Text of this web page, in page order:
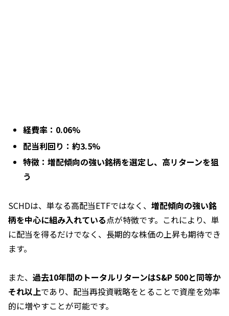
経費率：0.06%
配当利回り：約3.5%
特徴：増配傾向の強い銘柄を選定し、高リターンを狙
う
SCHDは、単なる高配当ETFではなく、 増配傾向の強い銘
柄を中心に組み入れている点が特徴です。これにより、単
に配当を得るだけでなく、長期的な株価の上昇も期待でき
ます。
また、 過去10年間のトータルリターンはS&P 500と同等か
それ以上であり、配当再投資戦略をとることで資産を効率
的に増やすことが可能です。